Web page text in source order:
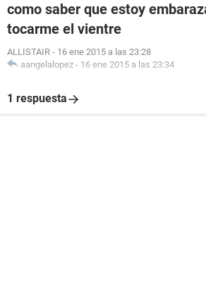
como saber que estoy
tocarme el vientre
ALLISTAIR - 16 ene 2015 a las 23:28
aangelalopez - 16 ene 2015 a las 23:34
1 respuesta